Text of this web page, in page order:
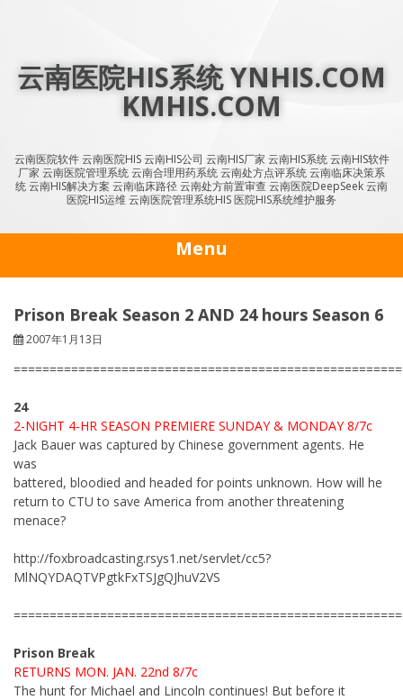
云南医院HIS系统 YNHIS.COM
KMHIS.COM
云南医院软件 云南医院HIS 云南HIS公司 云南HIS厂家 云南HIS系统 云南HIS软件
厂家 云南医院管理系统 云南合理用药系统 云南处方点评系统 云南临床决策系
统 云南HIS解决方案 云南临床路径 云南处方前置审查 云南医院DeepSeek 云南
医院HIS运维 云南医院管理系统HIS 医院HIS系统维护服务
Menu
Prison Break Season 2 AND 24 hours Season 6
2007年1月13日
24
2-NIGHT 4-HR SEASON PREMIERE SUNDAY & MONDAY 8/7c
Jack Bauer was captured by Chinese government agents. He
was
battered, bloodied and headed for points unknown. How will he
return to CTU to save America from another threatening
menace?
http://foxbroadcasting.rsys1.net/servlet/cc5?
MlNQYDAQTVPgtkFxTSJgQJhuV2VS
Prison Break
RETURNS MON. JAN. 22nd 8/7c
The hunt for Michael and Lincoln continues! But before it